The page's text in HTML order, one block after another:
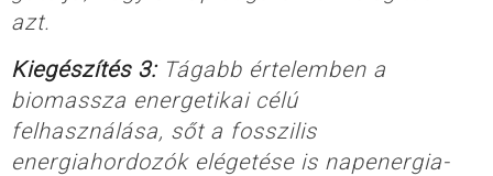
azt.
Kiegészítés 3:Tágabb értelemben a
biomassza energetikai célú
felhasználása, sőt a fosszilis
energiahordozók elégetése is napenergia-